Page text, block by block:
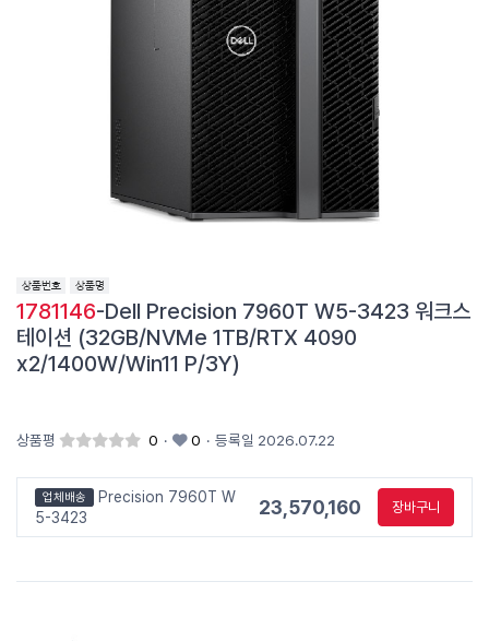
1781146-Dell Precision 7960T W5-3423 워크스
테이션 (32GB/NVMe 1TB/RTX 4090
x2/1400W/Win11 P/3Y)
상품평 0 · 0 · 등록일 2026.07.22
업체배송
Precision 7960T W
5-3423
23,570,160 장바구니